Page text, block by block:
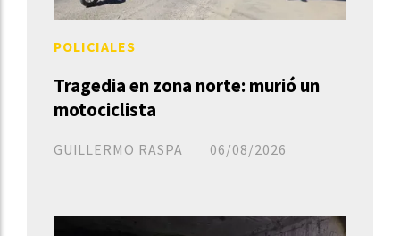
Tragedia en zona norte: murió un
motociclista
GUILLERMO RASPA
POLICIALES
06/08/2026